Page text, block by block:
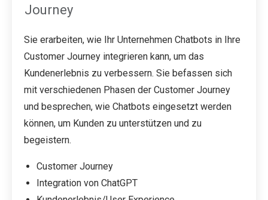
Journey
Sie erarbeiten, wie Ihr Unternehmen Chatbots in Ihre
Customer Journey integrieren kann, um das
Kundenerlebnis zu verbessern. Sie befassen sich
mit verschiedenen Phasen der Customer Journey
und besprechen, wie Chatbots eingesetzt werden
können, um Kunden zu unterstützen und zu
begeistern.
Customer Journey
Integration von ChatGPT